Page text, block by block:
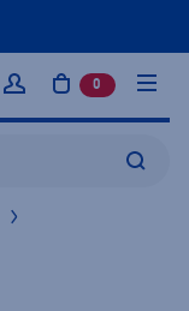
Kirjaudu sisään
0 tuotetta